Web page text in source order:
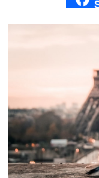
ドキドキ
仕事とキャリア
特集